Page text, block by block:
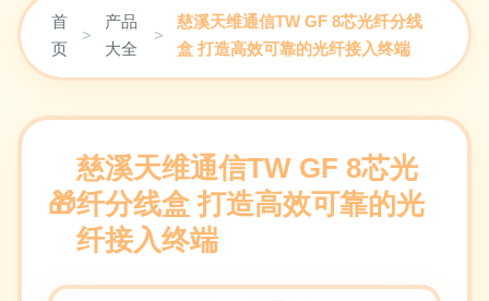
首
页
>
产品
大全
>
慈溪天维通信TW GF 8芯光纤分线
盒 打造高效可靠的光纤接入终端
慈溪天维通信TW GF 8芯光
纤分线盒 打造高效可靠的光
纤接入终端